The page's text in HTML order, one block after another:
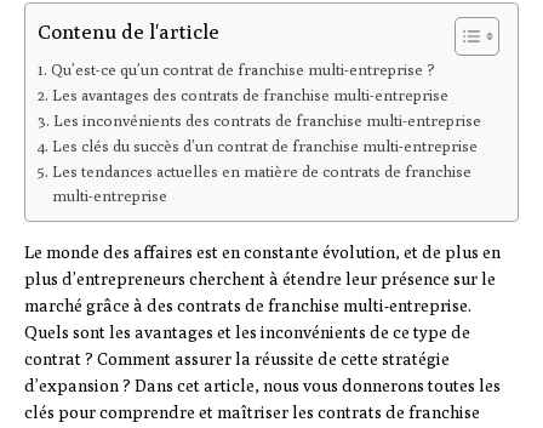
Contenu de l'article
Qu’est-ce qu’un contrat de franchise multi-entreprise ?
Les avantages des contrats de franchise multi-entreprise
Les inconvénients des contrats de franchise multi-entreprise
Les clés du succès d’un contrat de franchise multi-entreprise
Les tendances actuelles en matière de contrats de franchise
multi-entreprise
Le monde des affaires est en constante évolution, et de plus en
plus d’entrepreneurs cherchent à étendre leur présence sur le
marché grâce à des contrats de franchise multi-entreprise.
Quels sont les avantages et les inconvénients de ce type de
contrat ? Comment assurer la réussite de cette stratégie
d’expansion ? Dans cet article, nous vous donnerons toutes les
clés pour comprendre et maîtriser les contrats de franchise